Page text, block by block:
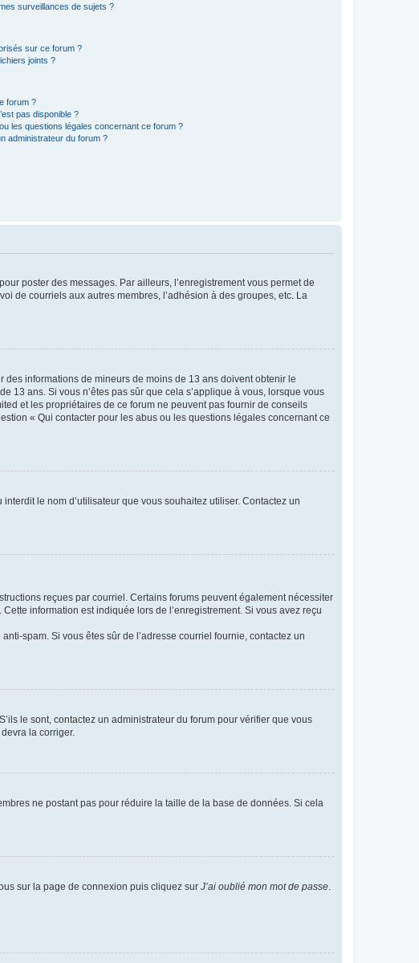
surveillances de sujets ?
sur ce forum ?
joints ?
forum ?
pas disponible ?
les questions légales concernant ce forum ?
administrateur du forum ?
poster des messages. Par ailleurs, l’enregistrement vous permet de
de courriels aux autres membres, l’adhésion à des groupes, etc. La
informations de mineurs de moins de 13 ans doivent obtenir le
13 ans. Si vous n’êtes pas sûr que cela s’applique à vous, lorsque vous
et les propriétaires de ce forum ne peuvent pas fournir de conseils
« Qui contacter pour les abus ou les questions légales concernant ce
le nom d’utilisateur que vous souhaitez utiliser. Contactez un
reçues par courriel. Certains forums peuvent également nécessiter
information est indiquée lors de l’enregistrement. Si vous avez reçu
spam. Si vous êtes sûr de l’adresse courriel fournie, contactez un
le sont, contactez un administrateur du forum pour vérifier que vous
la corriger.
ne postant pas pour réduire la taille de la base de données. Si cela
sur la page de connexion puis cliquez sur J’ai oublié mon mot de passe